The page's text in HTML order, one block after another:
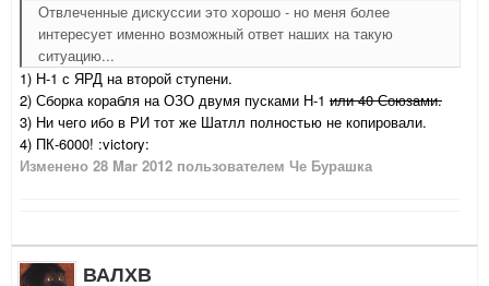
Отвлеченные дискуссии это хорошо - но меня более
интересует именно возможный ответ наших на такую
ситуацию...
1) Н-1 с ЯРД на второй ступени.
2) Сборка корабля на ОЗО двумя пусками Н-1 или 40 Союзами.
3) Ни чего ибо в РИ тот же Шатлл полностью не копировали.
4) ПК-6000! :victory:
Изменено 28 Mar 2012 пользователем Че Бурашка
ВАЛХВ